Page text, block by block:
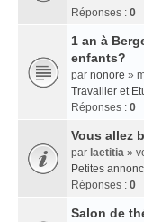
Réponses : 0
1 an à
enfants?
par nonore »
Travailler et
Réponses : 0
Vous allez
par laetitia »
Petites
Réponses : 0
Salon de